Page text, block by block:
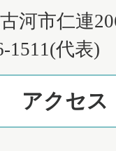
河市仁連
1511(代表)
アクセス